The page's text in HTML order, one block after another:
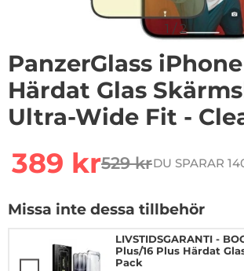
1 /2
PanzerGlass
Härdat Glas
Ultra-Wide Fit -
rea pris
389 krtidigare pris
529 krDU SPARAR
Missa inte dessa tillbehör
LIVSTIDSGARANTI -
Plus/16 Plus Härdat
Pack